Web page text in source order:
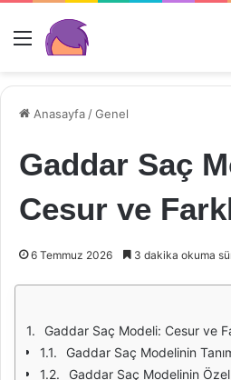
Menü
Anasayfa /Genel
Gaddar Saç
Cesur ve
6 Temmuz 2026 3 dakika okuma
Gaddar Saç Modeli: Cesur ve
Gaddar Saç Modelinin
Gaddar Saç Modelinin